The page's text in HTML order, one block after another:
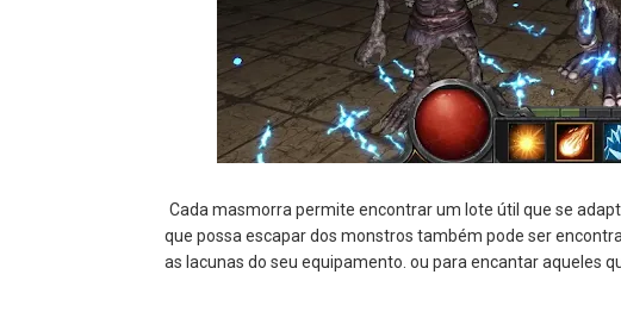
Cada masmorra permite encontrar um lote útil que se
que possa escapar dos monstros também pode ser
as lacunas do seu equipamento. ou para encantar aqueles